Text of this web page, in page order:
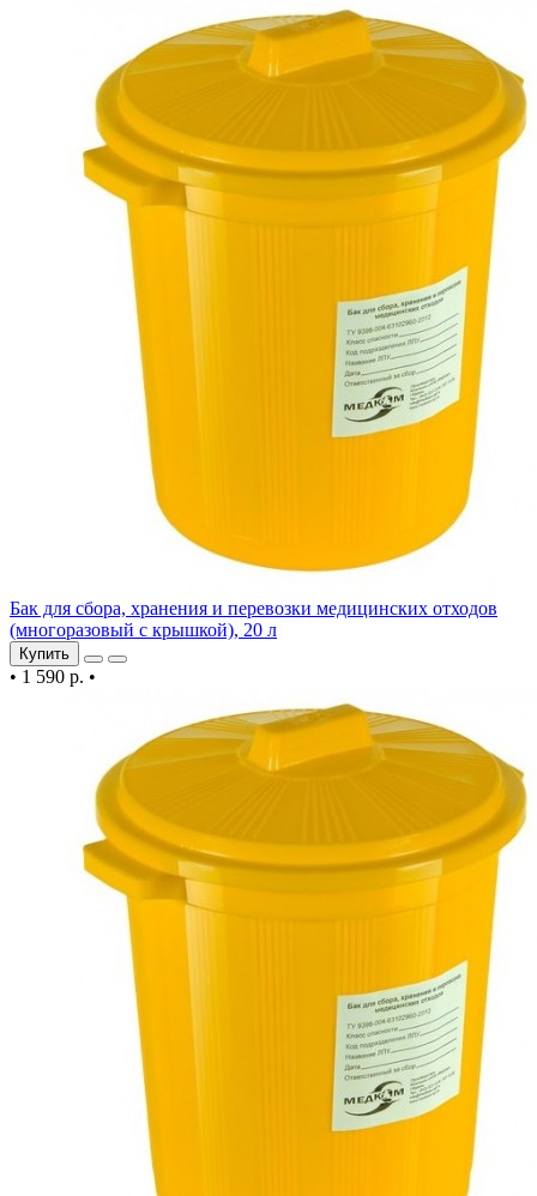
Бак для сбора, хранения и перевозки медицинских отходов
(многоразовый с крышкой), 20 л
Купить
• 1 590 р. •